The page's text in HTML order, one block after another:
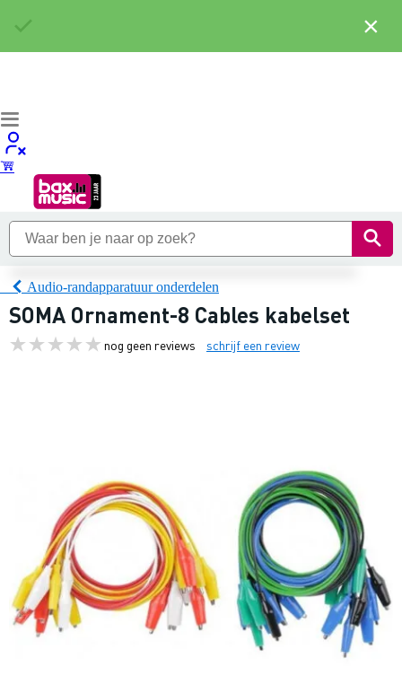
Audio-randapparatuur onderdelen
SOMA Ornament-8 Cables kabelset
nog geen reviews schrijf een review
×